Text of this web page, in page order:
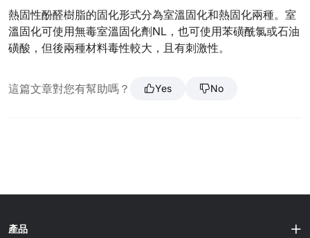
熱固性酚醛樹脂的固化形式分為室溫固化和熱固化兩種。室
溫固化可使用無毒室溫固化劑NL，也可使用苯磺酰氯或石油
磺酸，但後兩種材料毒性較大，且有刺激性。
這篇文章對您有幫助嗎？ Yes No
產品